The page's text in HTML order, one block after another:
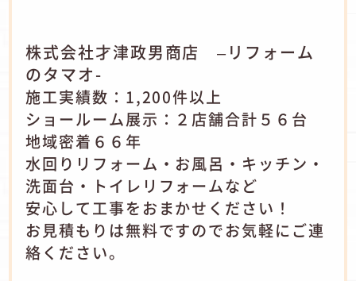
株式会社才津政男商店 –リフォーム
のタマオ-
施工実績数：1,200件以上
ショールーム展示：２店舗合計５６台
地域密着６６年
水回りリフォーム・お風呂・キッチン・
洗面台・トイレリフォームなど
安心して工事をおまかせください！
お見積もりは無料ですのでお気軽にご連
絡ください。